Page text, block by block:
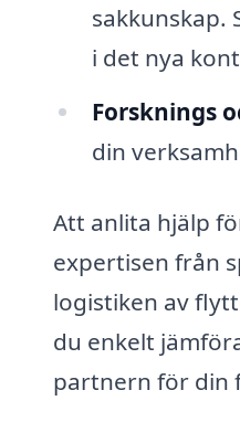
sakkunskap.
i det nya
Forsknings
din
Att anlita hjälp
expertisen från
logistiken av
du enkelt
partnern för din